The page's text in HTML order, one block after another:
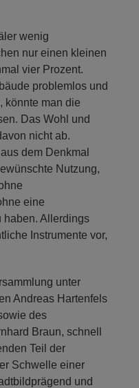
wenig
nur einen kleinen
vier Prozent.
problemlos und
könnte man die
Das Wohl und
nicht ab.
dem Denkmal
Nutzung,
eine
haben. Allerdings
Instrumente vor,
unter
Andreas Hartenfels
des
Braun, schnell
Teil der
Schwelle einer
und